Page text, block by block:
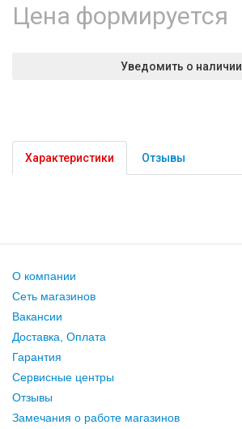
Цена формируется
Уведомить о наличии
Характеристики Отзывы
О компании
Сеть магазинов
Вакансии
Доставка, Оплата
Гарантия
Сервисные центры
Отзывы
Замечания о работе магазинов